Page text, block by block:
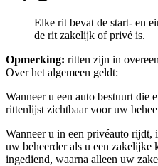
Elke rit bevat de start- en
de rit zakelijk of privé is.
Opmerking: ritten zijn in
Over het algemeen geldt:
Wanneer u een auto bestuurt die
rittenlijst zichtbaar voor uw
Wanneer u in een privéauto
uw beheerder als u een zakelijke
ingediend, waarna alleen uw